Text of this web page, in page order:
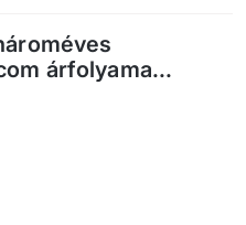
árfolyama...